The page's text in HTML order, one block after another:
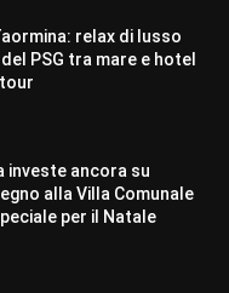
relax di lusso
PSG tra mare e hotel
investe ancora su
alla Villa Comunale
per il Natale